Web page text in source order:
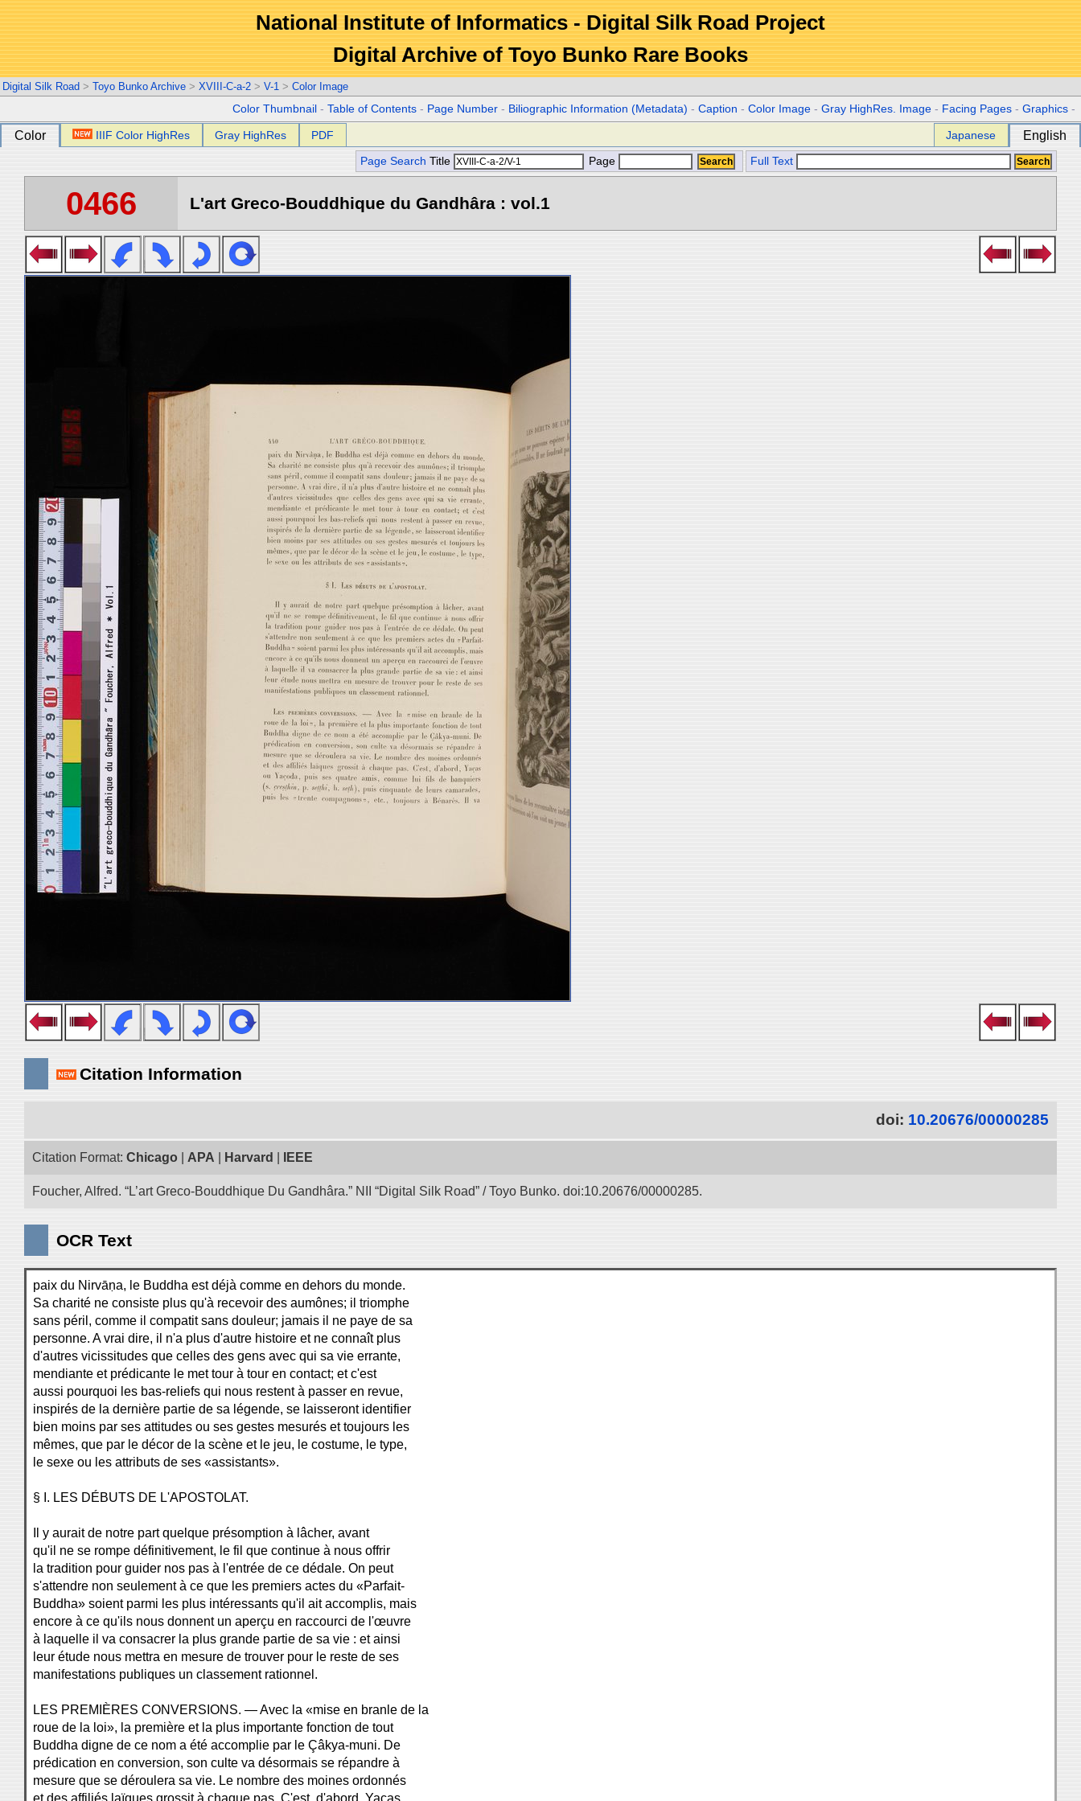
National Institute of Informatics - Digital Silk Road Project
Digital Archive of Toyo Bunko Rare Books
Digital Silk Road > Toyo Bunko Archive > XVIII-C-a-2 > V-1 > Color Image
Color Thumbnail -Table of Contents - Page Number - Biliographic Information (Metadata) -Caption -Color Image -Gray HighRes. Image - Facing Pages -Graphics -
Color IIIF Color HighRes Gray HighRes PDF Japanese English
Page Search Title Page Full Text
0466 L'art Greco-Bouddhique du Gandhâra : vol.1
Citation Information
doi: 10.20676/00000285
Citation Format: Chicago APA Harvard IEEE
Foucher, Alfred. “L’art Greco-Bouddhique Du Gandhâra.” NII “Digital Silk Road” / Toyo Bunko. doi:10.20676/00000285.
OCR Text
paix du Nirvāṇa, le Buddha est déjà comme en dehors du monde.
Sa charité ne consiste plus qu'à recevoir des aumônes; il triomphe
sans péril, comme il compatit sans douleur; jamais il ne paye de sa
personne. A vrai dire, il n'a plus d'autre histoire et ne connaît plus
d'autres vicissitudes que celles des gens avec qui sa vie errante,
mendiante et prédicante le met tour à tour en contact; et c'est
aussi pourquoi les bas-reliefs qui nous restent à passer en revue,
inspirés de la dernière partie de sa légende, se laisseront identifier
bien moins par ses attitudes ou ses gestes mesurés et toujours les
mêmes, que par le décor de la scène et le jeu, le costume, le type,
le sexe ou les attributs de ses «assistants».
§ I. LES DÉBUTS DE L'APOSTOLAT.
Il y aurait de notre part quelque présomption à lâcher, avant
qu'il ne se rompe définitivement, le fil que continue à nous offrir
la tradition pour guider nos pas à l'entrée de ce dédale. On peut
s'attendre non seulement à ce que les premiers actes du «Parfait-
Buddha» soient parmi les plus intéressants qu'il ait accomplis, mais
encore à ce qu'ils nous donnent un aperçu en raccourci de l'œuvre
à laquelle il va consacrer la plus grande partie de sa vie : et ainsi
leur étude nous mettra en mesure de trouver pour le reste de ses
manifestations publiques un classement rationnel.
LES PREMIÈRES CONVERSIONS. — Avec la «mise en branle de la
roue de la loi», la première et la plus importante fonction de tout
Buddha digne de ce nom a été accomplie par le Çâkya-muni. De
prédication en conversion, son culte va désormais se répandre à
mesure que se déroulera sa vie. Le nombre des moines ordonnés
et des affiliés laïques grossit à chaque pas. C'est, d'abord, Yaças